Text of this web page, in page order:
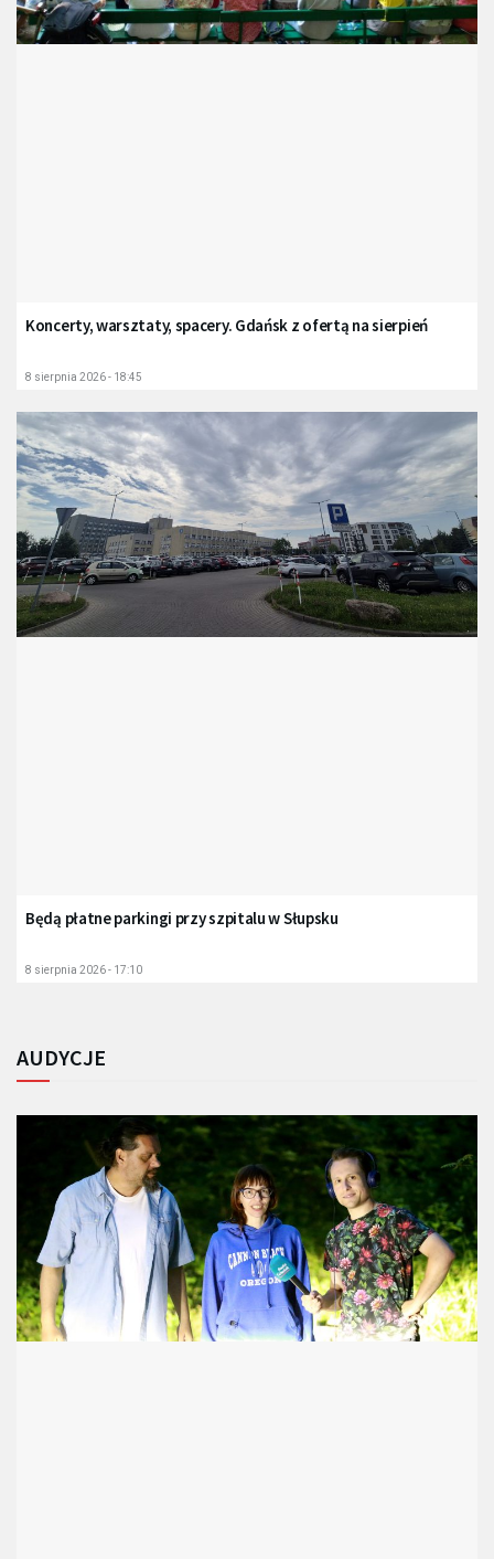
Koncerty, warsztaty, spacery. Gdańsk z ofertą na sierpień
8 sierpnia 2026 - 18:45
Będą płatne parkingi przy szpitalu w Słupsku
8 sierpnia 2026 - 17:10
AUDYCJE